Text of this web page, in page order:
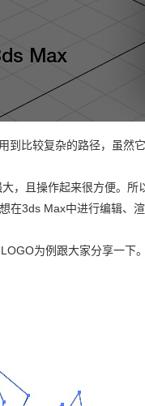
到比较复杂的路径，虽然
，且操作起来很方便。
在3ds Max中进行编辑、
为例跟大家分享一下。